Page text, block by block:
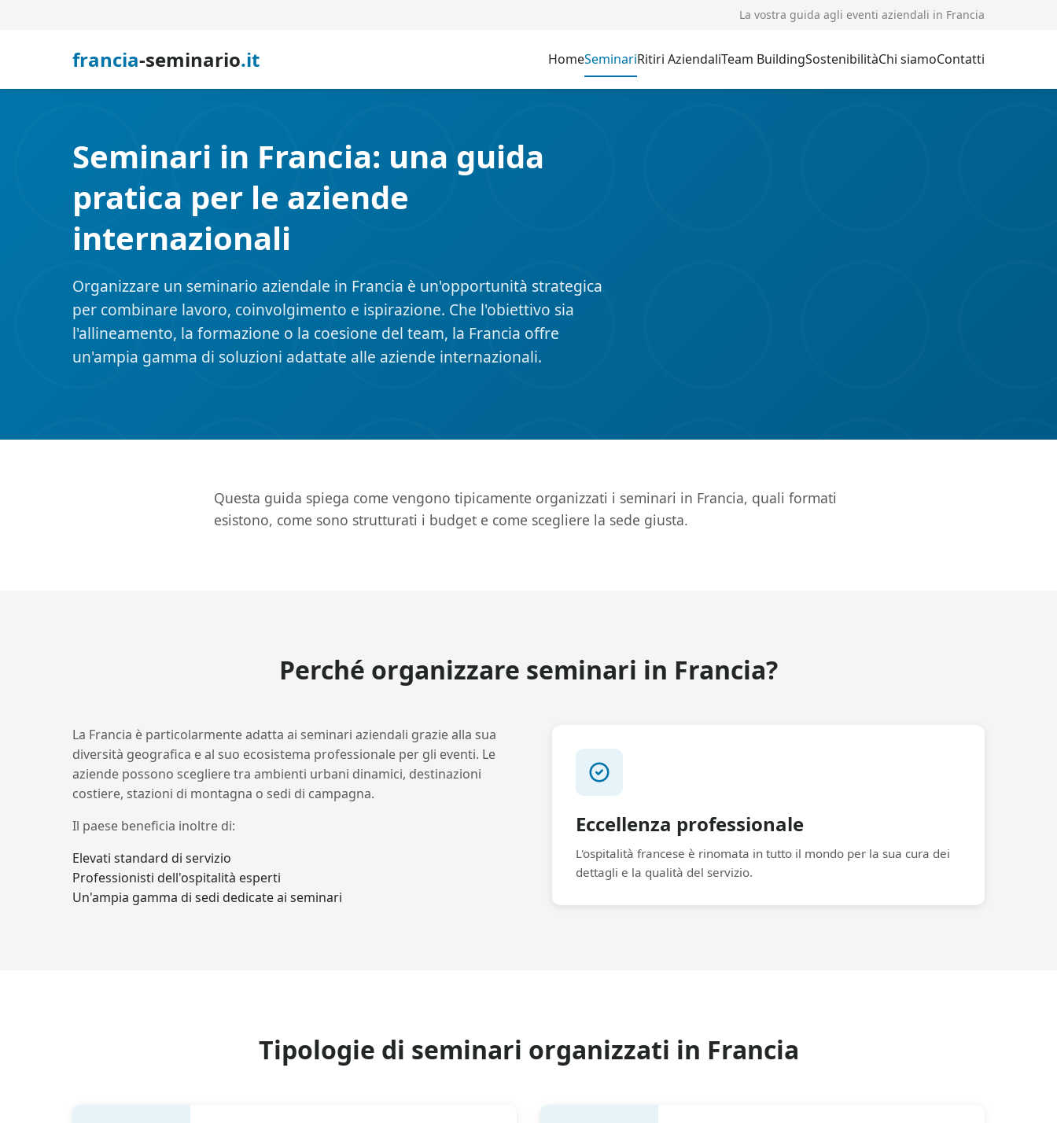
La vostra guida agli eventi aziendali in Francia
francia-seminario.it HomeSeminariRitiri AziendaliTeam BuildingSostenibilitàChi siamoContatti
Seminari in Francia: una guida
pratica per le aziende
internazionali
Organizzare un seminario aziendale in Francia è un'opportunità strategica
per combinare lavoro, coinvolgimento e ispirazione. Che l'obiettivo sia
l'allineamento, la formazione o la coesione del team, la Francia offre
un'ampia gamma di soluzioni adattate alle aziende internazionali.
Questa guida spiega come vengono tipicamente organizzati i seminari in Francia, quali formati
esistono, come sono strutturati i budget e come scegliere la sede giusta.
Perché organizzare seminari in Francia?
La Francia è particolarmente adatta ai seminari aziendali grazie alla sua
diversità geografica e al suo ecosistema professionale per gli eventi. Le
aziende possono scegliere tra ambienti urbani dinamici, destinazioni
costiere, stazioni di montagna o sedi di campagna.
Il paese beneficia inoltre di:
Elevati standard di servizio
Professionisti dell'ospitalità esperti
Un'ampia gamma di sedi dedicate ai seminari
Eccellenza professionale
L'ospitalità francese è rinomata in tutto il mondo per la sua cura dei
dettagli e la qualità del servizio.
Tipologie di seminari organizzati in Francia